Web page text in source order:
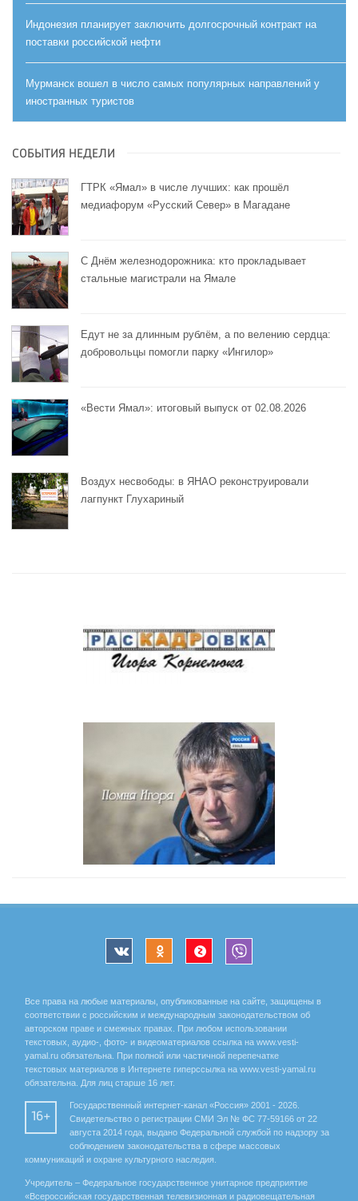
Индонезия планирует заключить долгосрочный контракт на
поставки российской нефти
Мурманск вошел в число самых популярных направлений у
иностранных туристов
СОБЫТИЯ НЕДЕЛИ
ГТРК «Ямал» в числе лучших: как прошёл
медиафорум «Русский Север» в Магадане
С Днём железнодорожника: кто прокладывает
стальные магистрали на Ямале
Едут не за длинным рублём, а по велению сердца:
добровольцы помогли парку «Ингилор»
«Вести Ямал»: итоговый выпуск от 02.08.2026
Воздух несвободы: в ЯНАО реконструировали
лагпункт Глухариный
Все права на любые материалы, опубликованные на сайте, защищены в
соответствии с российским и международным законодательством об
авторском праве и смежных правах. При любом использовании
текстовых, аудио-, фото- и видеоматериалов ссылка на www.vesti-
yamal.ru обязательна. При полной или частичной перепечатке
текстовых материалов в Интернете гиперссылка на www.vesti-yamal.ru
обязательна. Для лиц старше 16 лет.
16+
Государственный интернет-канал «Россия» 2001 - 2026.
Свидетельство о регистрации СМИ Эл № ФС 77-59166 от 22
августа 2014 года, выдано Федеральной службой по надзору за
соблюдением законодательства в сфере массовых
коммуникаций и охране культурного наследия.
Учредитель – Федеральное государственное унитарное предприятие
«Всероссийская государственная телевизионная и радиовещательная